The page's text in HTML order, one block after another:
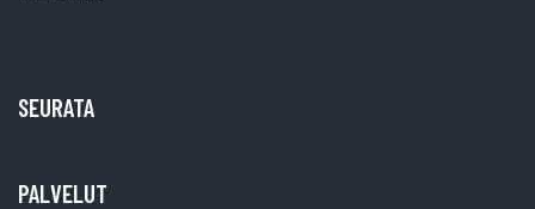
SEURATA
PALVELUT